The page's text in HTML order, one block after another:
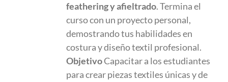
feathering y afieltrado. Termina el
curso con un proyecto personal,
demostrando tus habilidades en
costura y diseño textil profesional.
ObjetivoCapacitar a los estudiantes
para crear piezas textiles únicas y de